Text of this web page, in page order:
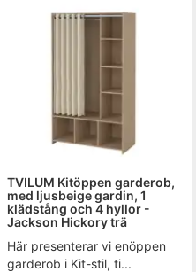
TVILUM Kitöppen garderob,
med ljusbeige gardin, 1
klädstång och 4 hyllor -
Jackson Hickory trä
Här presenterar vi enöppen
garderob i Kit-stil, ti...